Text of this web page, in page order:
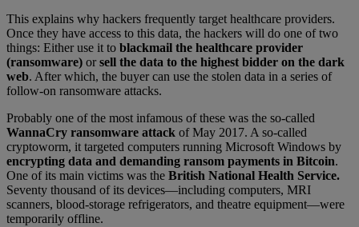
This explains why hackers frequently target healthcare providers.
Once they have access to this data, the hackers will do one of two
things: Either use it to blackmail the healthcare provider
(ransomware) orsell the data to the highest bidder on the dark
web. After which, the buyer can use the stolen data in a series of
follow-on ransomware attacks.
Probably one of the most infamous of these was the so-called
WannaCry ransomware attack of May 2017. A so-called
cryptoworm, it targeted computers running Microsoft Windows by
encrypting data and demanding ransom payments in Bitcoin.
One of its main victims was the British National Health Service.
Seventy thousand of its devices—including computers, MRI
scanners, blood-storage refrigerators, and theatre equipment—were
temporarily offline.